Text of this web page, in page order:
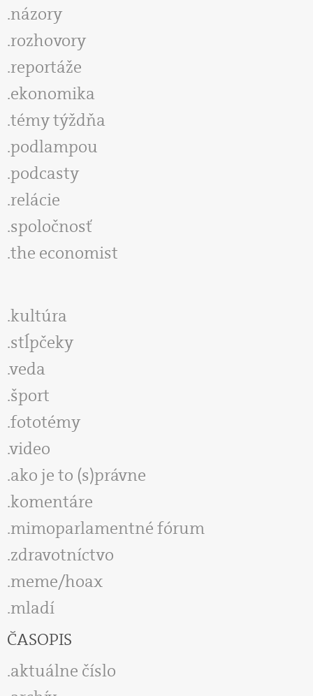
názory
rozhovory
reportáže
ekonomika
témy týždňa
podlampou
podcasty
relácie
spoločnosť
the economist
kultúra
stĺpčeky
veda
šport
fototémy
video
ako je to (s)právne
komentáre
mimoparlamentné fórum
zdravotníctvo
meme/hoax
mladí
ČASOPIS
aktuálne číslo